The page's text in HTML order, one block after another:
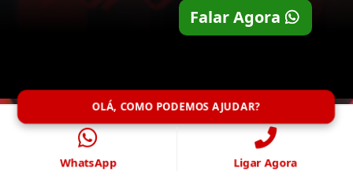
Falar Agora
OLÁ, COMO PODEMOS AJUDAR?
WhatsApp Ligar Agora